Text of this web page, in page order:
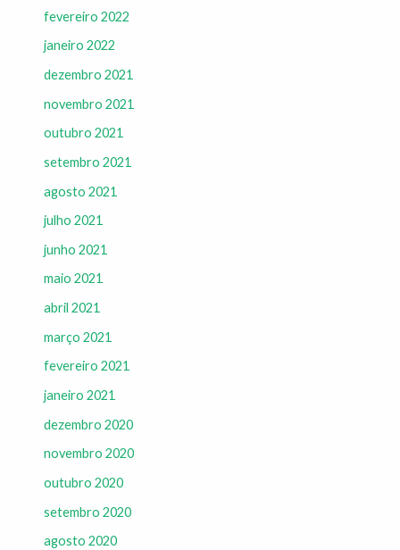
fevereiro 2022
janeiro 2022
dezembro 2021
novembro 2021
outubro 2021
setembro 2021
agosto 2021
julho 2021
junho 2021
maio 2021
abril 2021
março 2021
fevereiro 2021
janeiro 2021
dezembro 2020
novembro 2020
outubro 2020
setembro 2020
agosto 2020